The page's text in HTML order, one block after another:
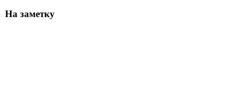
На заметку